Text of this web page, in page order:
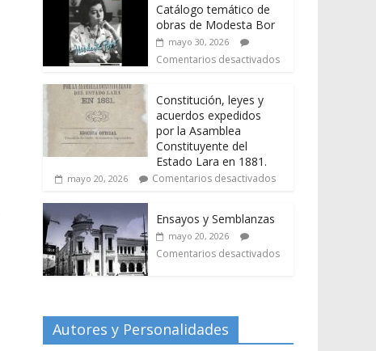
Catálogo temático de
obras de Modesta Bor
mayo 30, 2026
Comentarios desactivados
Constitución, leyes y
acuerdos expedidos
por la Asamblea
Constituyente del
Estado Lara en 1881.
mayo 20, 2026 Comentarios desactivados
Ensayos y Semblanzas
mayo 20, 2026
Comentarios desactivados
Autores y Personalidades